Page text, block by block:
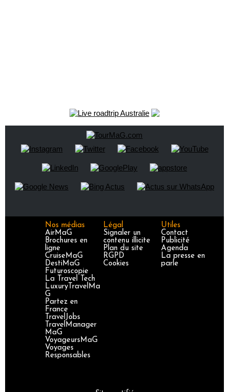
Nos médias
AirMaG
Brochures en
ligne
CruiseMaG
DestiMaG
Futuroscopie
La Travel Tech
LuxuryTravelMa
G
Partez en
France
TravelJobs
TravelManager
MaG
VoyageursMaG
Voyages
Responsables
Légal
Signaler un
contenu illicite
Plan du site
RGPD
Cookies
Utiles
Contact
Publicité
Agenda
La presse en
parle